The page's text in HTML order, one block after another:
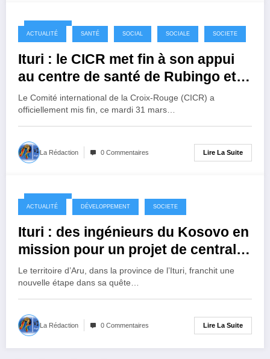
4 mois ago
ACTUALITÉ SANTÉ SOCIAL SOCIALE SOCIETE
Ituri : le CICR met fin à son appui
au centre de santé de Rubingo et
salue l’amélioration de la prise en
charge
Le Comité international de la Croix-Rouge (CICR) a
officiellement mis fin, ce mardi 31 mars…
La Rédaction 0 Commentaires Lire La Suite
4 mois ago
ACTUALITÉ DÉVELOPPEMENT SOCIETE
Ituri : des ingénieurs du Kosovo en
mission pour un projet de centrale
hydroélectrique à ARU
Le territoire d’Aru, dans la province de l’Ituri, franchit une
nouvelle étape dans sa quête…
La Rédaction 0 Commentaires Lire La Suite